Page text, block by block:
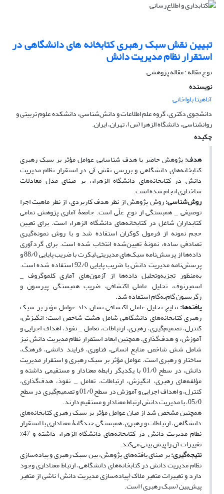
تبیین نقش سبک رهبری کتابخانه های دانشگاهی در
استقرار نظام مدیریت دانش
نوع مقاله : مقاله پژوهشی
نویسنده
آناهیتا باواخانی
دانشجوی دکتری، گروه علم اطلاعات و دانش‌شناسی، دانشکده علوم تربیتی و
روانشناسی، دانشگاه الزهرا (س)، تهران، ایران.
چکیده
هدف:پژوهش حاضر با هدف شناسایی عوامل مؤثر بر سبک رهبری
کتابخانه‌های دانشگاهی و بررسی نقش آن در استقرار نظام مدیریت
دانش در کتابخانه‌های دانشگاه الزهراء، بر مبنای مدل معادلات
ساختاری انجام شده است.
روش‌شناسی:روش پژوهش از نظر هدف کاربردی، از نظر ماهیت اجرا
توصیفی ‌_‌ همبستگی از نوع علّی است. جامعۀ آماری پژوهش تمامی
کتابداران شاغل در کتابخانه‌های دانشگاه الزهراء است. برای تعیین
حجم نمونه از فرمول کوکران استفاده شد و با روش نمونه‌گیری
تصادفی ساده، نمونۀ تعیین‌شده انتخاب شده است. برای گردآوری
داده‌ها از پرسش‌نامه سبک‌‌های مدیریتی لیکرت با ضریب پایایی 88/0 و
پرسش‌نامه مدیریت دانش با ضریب پایایی 92/0 استفاده شده است.
به‌منظور تجزیه‌وتحلیل داده‌ها از آزمون‌های آماری کلموگروف‌ _
اسمیرنوف، تحلیل عاملی اکتشافی، ضریب همبستگی پیرسون و
رگرسیون گام‌به‌گام استفاده شد.
یافته‌ها:نتایج تحلیل عاملی اکتشافی نشان داد عوامل مؤثر بر سبک
رهبری کتابخانه‌های دانشگاهی شامل هشت شاخص است: انگیزش،
کنترل، تصمیم‌گیری، رهبری، ارتباطات، تعامل _ نفوذ، اهداف اجرایی و
آموزش، و هدف‌گذاری. همچنین ابعاد استقرار نظام مدیریت دانش نیز
شامل شش شاخص منابع انسانی، فناوری، فرایند دانشی، فرهنگ،
ساختار و رهبری است. عوامل مؤثر بر سبک رهبری و استقرار مدیریت
دانش، در سطح 01/0 با یکدیگر رابطه معنادار و مستقیمی داشته و
مؤلفه‌های رهبری، انگیزش، ارتباطات، تعامل _ نفوذ، هدف‌گذاری،
کنترل، و اهداف اجرایی و آموزش در سطح 01/0 و تصمیم‌گیری در سطح
05/0، با مدیریت دانش ارتباط معنادار و مستقیم دارند.
همچنین مشخص شد از میان عوامل مؤثر بر سبک رهبری کتابخانه‌های
دانشگاهی، ارتباطات و رهبری، همبستگی چندگانۀ معناداری با استقرار
نظام مدیریت دانش در کتابخانه‌های دانشگاه الزهراء داشته و 47%
تغییرات آن را پیش‌‌ بینی می‌کند.
نتیجه‌گیری:بر مبنای یافته‌های پژوهش، بین سبک رهبری و پیاده‌سازی
نظام مدیریت دانش در کتابخانه‌های دانشگاهی، ارتباط معناداری وجود
دارد و تغییرات متغیر ملاک (پیاده‌سازی مدیریت دانش) ناشی از متغیر
پیش‌بین (سبک رهبری) است.